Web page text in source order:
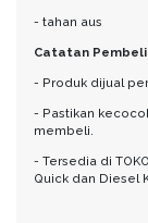
- tahan aus
Catatan
- Produk dijual
- Pastikan
membeli.
- Tersedia di
Quick dan Diesel